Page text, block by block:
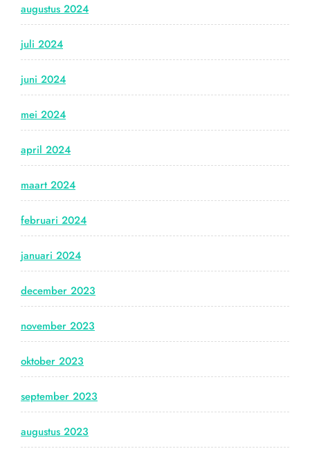
augustus 2024
juli 2024
juni 2024
mei 2024
april 2024
maart 2024
februari 2024
januari 2024
december 2023
november 2023
oktober 2023
september 2023
augustus 2023